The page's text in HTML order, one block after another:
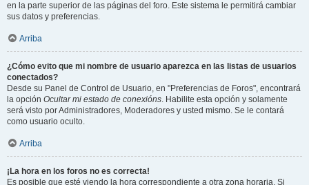
en la parte superior de las páginas del foro. Este sistema le permitirá cambiar
sus datos y preferencias.
Arriba
¿Cómo evito que mi nombre de usuario aparezca en las listas de usuarios
conectados?
Desde su Panel de Control de Usuario, en "Preferencias de Foros", encontrará
la opción Ocultar mi estado de conexións. Habilite esta opción y solamente
será visto por Administradores, Moderadores y usted mismo. Se le contará
como usuario oculto.
Arriba
¡La hora en los foros no es correcta!
Es posible que esté viendo la hora correspondiente a otra zona horaria. Si